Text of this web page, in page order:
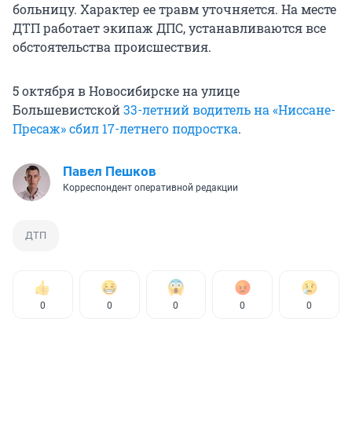
больницу. Характер ее травм уточняется. На месте
ДТП работает экипаж ДПС, устанавливаются все
обстоятельства происшествия.
5 октября в Новосибирске на улице
Большевистской33-летний водитель на «Ниссане-
Пресаж» сбил 17-летнего подростка.
Павел Пешков
Корреспондент оперативной редакции
ДТП
0 0 0 0 0